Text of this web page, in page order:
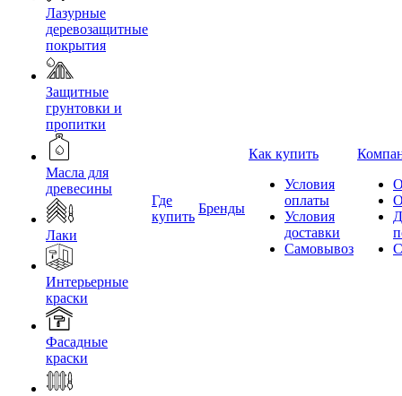
Лазурные
деревозащитные
покрытия
Защитные
грунтовки и
пропитки
Масла для
древесины
Лаки
Интерьерные
краски
Фасадные
краски
Где
купить
Бренды
Как купить
Условия
оплаты
Условия
доставки
Самовывоз